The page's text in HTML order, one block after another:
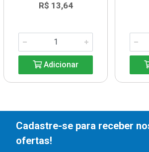
R$ 13,64
Adicionar
Cadastre-se para receber
ofertas!